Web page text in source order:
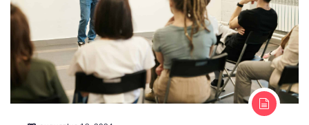
augusztus 18, 2024
Az élethosszig tartó tanulás kulcsa